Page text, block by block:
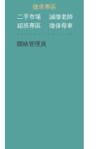
徵求專區
二手市場
誠徵老師
組班專區
徵保母車
聯絡管理員